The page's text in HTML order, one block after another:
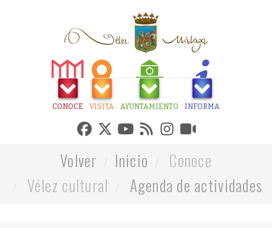
CONOCE VISITA AYUNTAMIENTO INFORMA
Volver Inicio
Conoce
Vélez cultural
Agenda de actividades